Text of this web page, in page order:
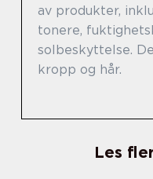
av produkter,
tonere,
solbeskyttelse.
kropp og hår.
Les